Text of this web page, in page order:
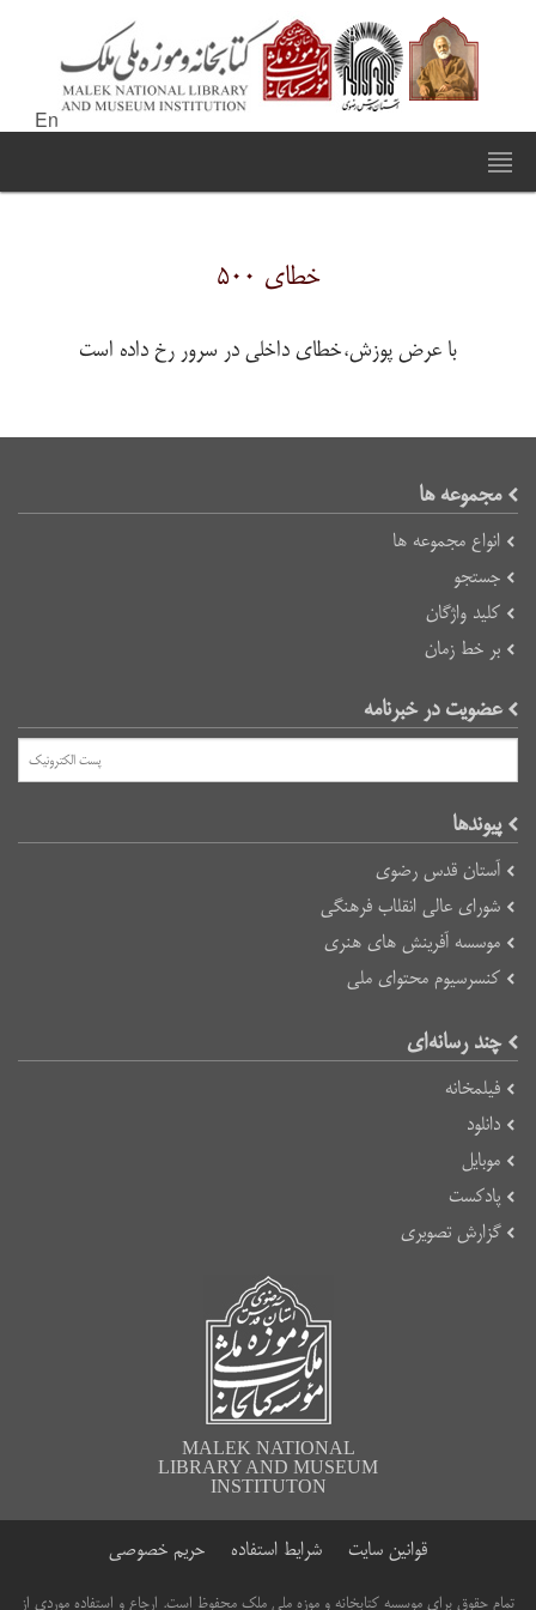
En
خطای ۵۰۰
با عرض پوزش،خطای داخلی در سرور رخ داده است
مجموعه ها
انواع مجموعه ها
جستجو
کلید واژگان
بر خط زمان
عضویت در خبرنامه
پیوند‌ها
آستان قدس رضوی
شورای عالی انقلاب فرهنگی
موسسه آفرینش های هنری
کنسرسیوم محتوای ملی
چند رسانه‌ای
فیلمخانه
دانلود
موبایل
پادکست
گزارش تصویری
MALEK NATIONAL
LIBRARY AND MUSEUM
INSTITUTON
قوانین سایت شرایط استفاده حریم خصوصی
تمام حقوق برای موسسه کتابخانه و موزه ملی ملک محفوظ است. ارجاع و استفاده موردی از